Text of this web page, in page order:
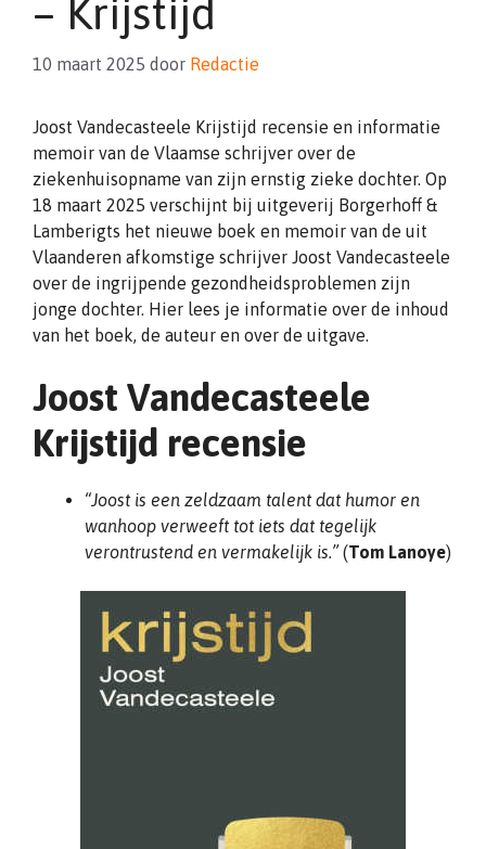
– Krijstijd
10 maart 2025 door Redactie
Joost Vandecasteele Krijstijd recensie en informatie
memoir van de Vlaamse schrijver over de
ziekenhuisopname van zijn ernstig zieke dochter. Op
18 maart 2025 verschijnt bij uitgeverij Borgerhoff &
Lamberigts het nieuwe boek en memoir van de uit
Vlaanderen afkomstige schrijver Joost Vandecasteele
over de ingrijpende gezondheidsproblemen zijn
jonge dochter. Hier lees je informatie over de inhoud
van het boek, de auteur en over de uitgave.
Joost Vandecasteele
Krijstijd recensie
“Joost is een zeldzaam talent dat humor en
wanhoop verweeft tot iets dat tegelijk
verontrustend en vermakelijk is.”(Tom Lanoye)